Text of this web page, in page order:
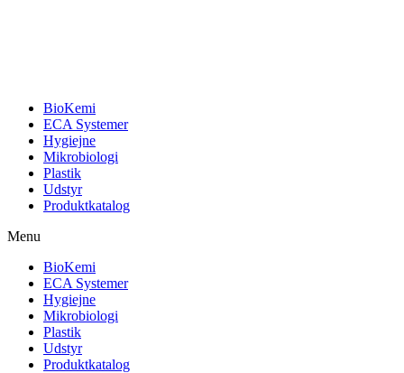
BioKemi
ECA Systemer
Hygiejne
Mikrobiologi
Plastik
Udstyr
Produktkatalog
Menu
BioKemi
ECA Systemer
Hygiejne
Mikrobiologi
Plastik
Udstyr
Produktkatalog